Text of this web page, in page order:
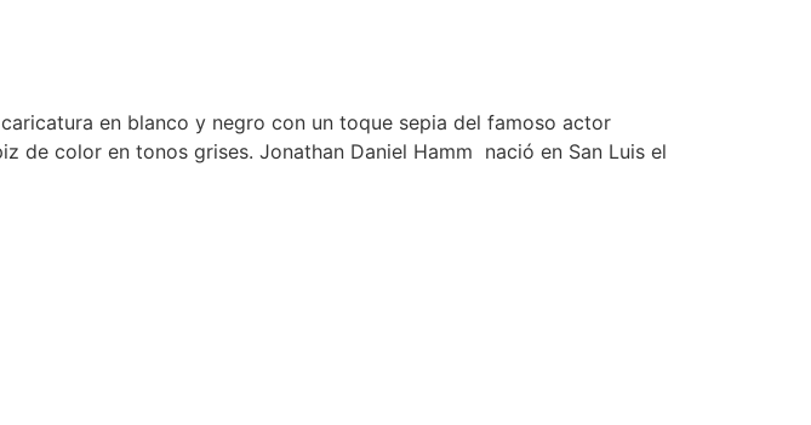
en blanco y negro con un toque sepia del famoso actor
de color en tonos grises. Jonathan Daniel Hamm nació en San Luis el